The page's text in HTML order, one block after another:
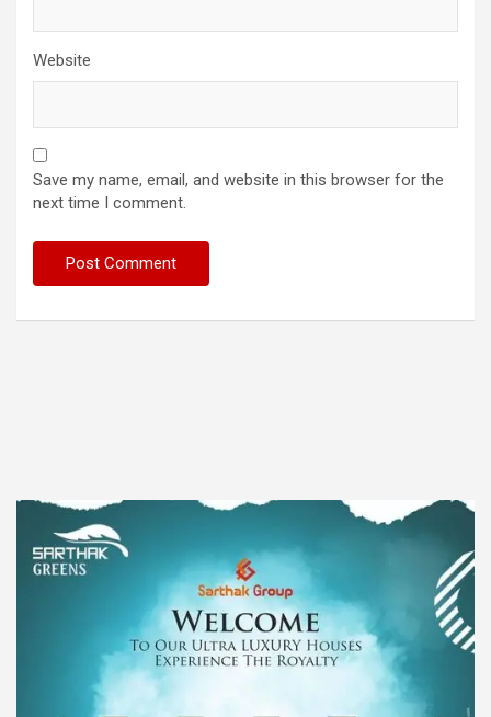
Website
Save my name, email, and website in this browser for the
next time I comment.